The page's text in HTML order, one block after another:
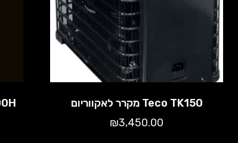
Teco TK150 מקרר לאקווריום
₪3,450.00